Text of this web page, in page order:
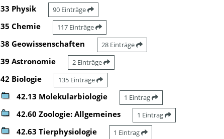
33 Physik 90 Einträge
35 Chemie 117 Einträge
38 Geowissenschaften 28 Einträge
39 Astronomie 2 Einträge
42 Biologie 135 Einträge
42.13 Molekularbiologie 1 Eintrag
42.60 Zoologie: Allgemeines 1 Eintrag
42.63 Tierphysiologie 1 Eintrag